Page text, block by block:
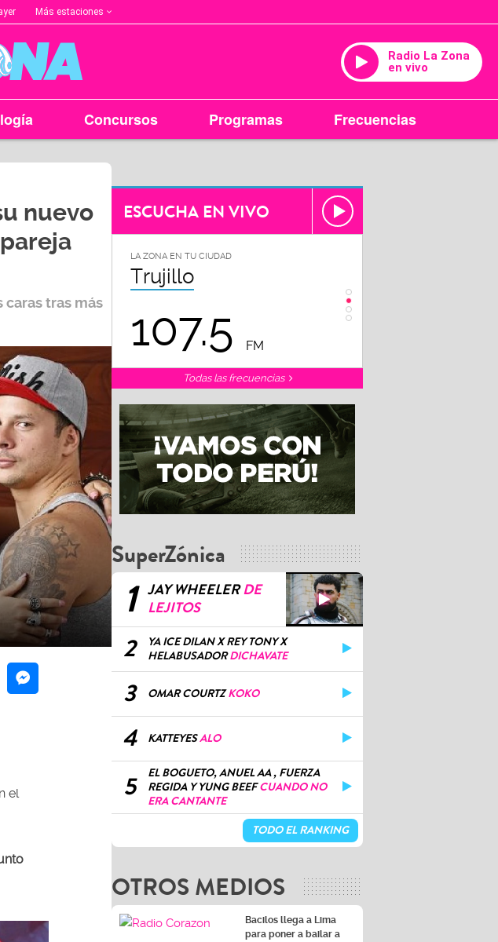
Más estaciones
Radio La Zona
en vivo
Concursos Programas Frecuencias
nuevo
tras más
el
ESCUCHA EN VIVO
FM
LA ZONA EN TU CIUDAD
Trujillo
107.5 FM 102.3
Todas las frecuencias
SuperZónica
1 JAY WHEELERDE
LEJITOS
2
YA ICE DILAN X REY TONY X
HELABUSADORDICHAVATE
3 OMAR COURTZKOKO
4 KATTEYESALO
5
EL BOGUETO, ANUEL AA , FUERZA
REGIDA Y YUNG BEEFCUANDO NO
ERA CANTANTE
TODO EL RANKING
OTROS MEDIOS
Bacilos llega a Lima
para poner a bailar a